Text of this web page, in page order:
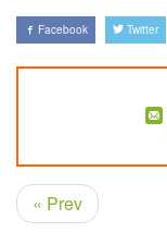
Facebook Twitter
« Prev